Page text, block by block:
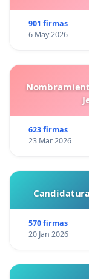
901 firmas
6 May 2026
623 firmas
23 Mar 2026
570 firmas
20 Jan 2026